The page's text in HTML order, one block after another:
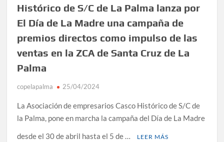
Histórico de S/C de La Palma lanza por
El Día de La Madre una campaña de
premios directos como impulso de las
ventas en la ZCA de Santa Cruz de La
Palma
copelapalma 25/04/2024
La Asociación de empresarios Casco Histórico de S/C de
la Palma, pone en marcha la campaña del Día de La Madre
desde el 30 de abril hasta el 5 de …
LEER MÁS